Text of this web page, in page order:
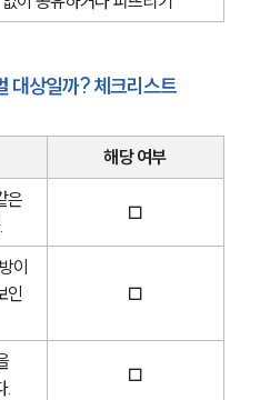
대상일까? 체크리스트
해당 여부
은
□
이
인
□
.
□